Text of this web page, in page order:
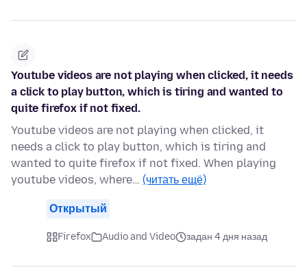
Youtube videos are not playing when clicked, it needs
a click to play button, which is tiring and wanted to
quite firefox if not fixed.
Youtube videos are not playing when clicked, it
needs a click to play button, which is tiring and
wanted to quite firefox if not fixed. When playing
youtube videos, where… (читать ещё)
Открытый
Firefox Audio and Video задан 4 дня назад